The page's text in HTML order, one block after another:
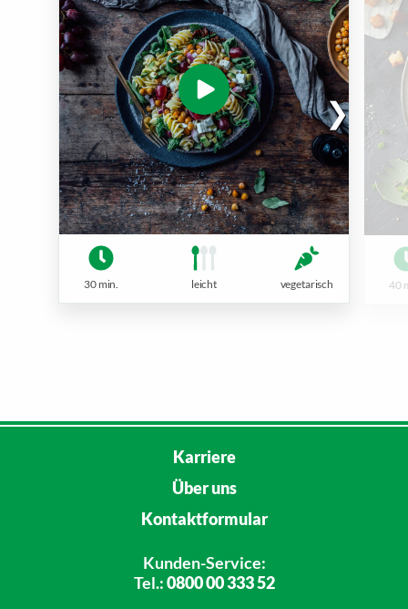
30 min. leicht vegetarisch 40
Karriere
Über uns
Kontaktformular
Kunden-Service:
Tel.:0800 00 333 52